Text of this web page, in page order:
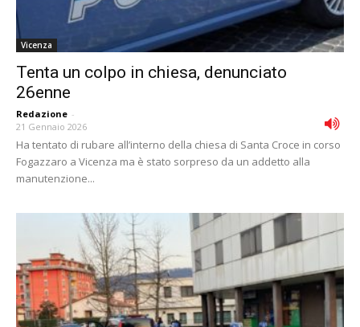
Vicenza
Tenta un colpo in chiesa, denunciato
26enne
Redazione -
21 Gennaio 2026
Ha tentato di rubare all’interno della chiesa di Santa Croce in corso
Fogazzaro a Vicenza ma è stato sorpreso da un addetto alla
manutenzione...